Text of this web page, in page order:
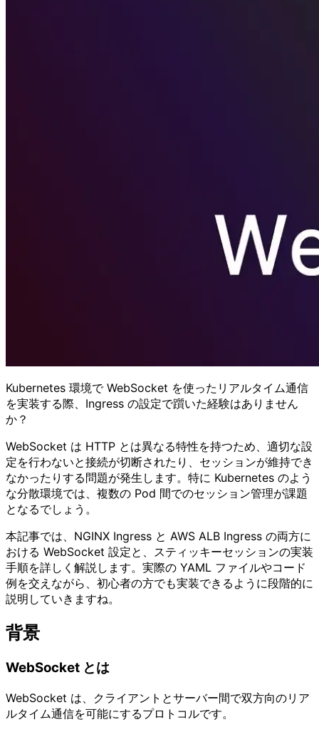
Kubernetes 環境で WebSocket を使ったリアルタイム通信
を実装する際、Ingress の設定で躓いた経験はありません
か？
WebSocket は HTTP とは異なる特性を持つため、適切な設
定を行わないと接続が切断されたり、セッションが維持でき
なかったりする問題が発生します。特に Kubernetes のよう
な分散環境では、複数の Pod 間でのセッション管理が課題
となるでしょう。
本記事では、NGINX Ingress と AWS ALB Ingress の両方に
おける WebSocket 設定と、スティッキーセッションの実装
手順を詳しく解説します。実際の YAML ファイルやコード
例を交えながら、初心者の方でも実装できるように段階的に
説明していきますね。
背景
WebSocket とは
WebSocket は、クライアントとサーバー間で双方向のリア
ルタイム通信を可能にするプロトコルです。